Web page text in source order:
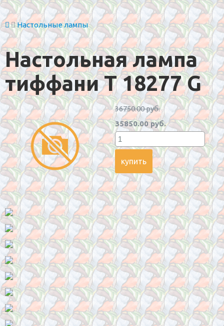
Настольные лампы
Настольная лампа
тиффани T 18277 G
36750.00 руб.
35850.00 руб.